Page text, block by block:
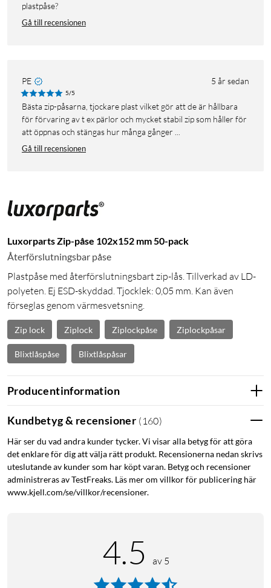
plastpåse?
Gå till recensionen
PE 5 år sedan
5/5
Bästa zip-påsarna, tjockare plast vilket gör att de är hållbara
för förvaring av t ex pärlor och mycket stabil zip som håller för
att öppnas och stängas hur många gånger ...
Gå till recensionen
Luxorparts Zip-påse 102x152 mm 50-pack
Återförslutningsbar påse
Plastpåse med återförslutningsbart zip-lås. Tillverkad av LD-
polyeten. Ej ESD-skyddad. Tjocklek: 0,05 mm. Kan även
förseglas genom värmesvetsning.
Zip lock Ziplock Ziplockpåse Ziplockpåsar
Blixtlåspåse Blixtlåspåsar
Producentinformation
Kundbetyg & recensioner ( 160)
Här ser du vad andra kunder tycker. Vi visar alla betyg för att göra
det enklare för dig att välja rätt produkt. Recensionerna nedan skrivs
uteslutande av kunder som har köpt varan. Betyg och recensioner
administreras av TestFreaks. Läs mer om villkor för publicering här
www.kjell.com/se/villkor/recensioner.
4.5 av 5